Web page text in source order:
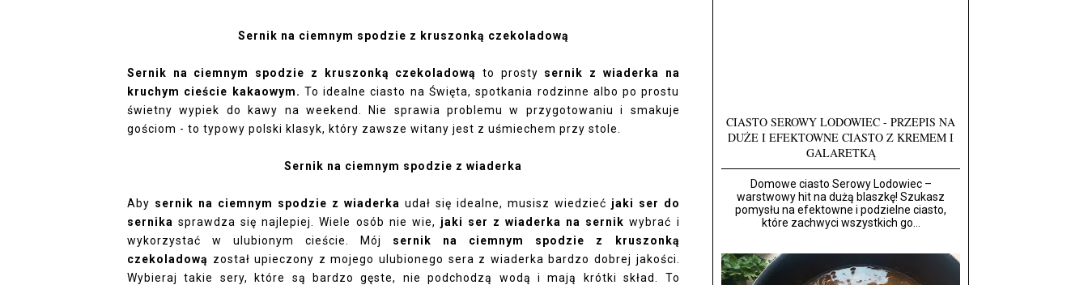
Sernik na ciemnym spodzie z kruszonką czekoladową
Sernik na ciemnym spodzie z kruszonką czekoladową to prosty sernik z wiaderka na
kruchym cieście kakaowym. To idealne ciasto na Święta, spotkania rodzinne albo po prostu
świetny wypiek do kawy na weekend. Nie sprawia problemu w przygotowaniu i smakuje
gościom - to typowy polski klasyk, który zawsze witany jest z uśmiechem przy stole.
Sernik na ciemnym spodzie z wiaderka
Aby sernik na ciemnym spodzie z wiaderka udał się idealne, musisz wiedzieć jaki ser do
sernikasprawdza się najlepiej. Wiele osób nie wie, jaki ser z wiaderka na sernik wybrać i
wykorzystać w ulubionym cieście. Mój sernik na ciemnym spodzie z kruszonką
czekoladową został upieczony z mojego ulubionego sera z wiaderka bardzo dobrej jakości.
Wybieraj takie sery, które są bardzo gęste, nie podchodzą wodą i mają krótki skład. To
CIASTO SEROWY LODOWIEC - PRZEPIS NA
DUŻE I EFEKTOWNE CIASTO Z KREMEM I
GALARETKĄ
Domowe ciasto Serowy Lodowiec –
warstwowy hit na dużą blaszkę! Szukasz
pomysłu na efektowne i podzielne ciasto,
które zachwyci wszystkich go...